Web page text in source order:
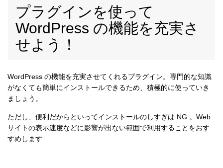
プラグインを使って
WordPress の機能を充実さ
せよう！
WordPress の機能を充実させてくれるプラグイン。専門的な知識
がなくても簡単にインストールできるため、積極的に使っていき
ましょう。
ただし、便利だからといってインストールのしすぎは NG 。Web
サイトの表示速度などに影響が出ない範囲で利用することをおす
すめします